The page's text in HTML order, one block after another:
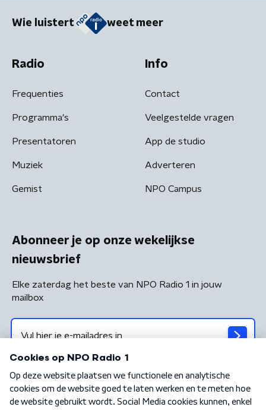
Wie luistert weet meer
Radio
Frequenties
Programma's
Presentatoren
Muziek
Gemist
Info
Contact
Veelgestelde vragen
App de studio
Adverteren
NPO Campus
Abonneer je op onze wekelijkse
nieuwsbrief
Elke zaterdag het beste van NPO Radio 1 in jouw
mailbox